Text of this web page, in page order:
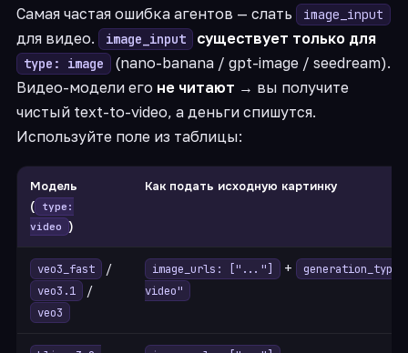
Самая частая ошибка агентов — слать image_input
для видео. image_input существует только для
type: image
(nano-banana / gpt-image / seedream).
Видео-модели его не читают → вы получите
чистый text-to-video, а деньги спишутся.
Используйте поле из таблицы:
Модель
(
type:
video
)
Как подать исходную картинку
veo3_fast
/
veo3.1
/
veo3
image_urls: ["..."] +
video"